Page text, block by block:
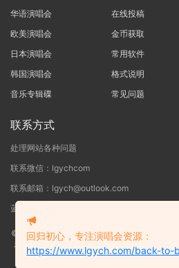
华语演唱会
欧美演唱会
日本演唱会
韩国演唱会
音乐专辑碟
在线投稿
金币获取
常用软件
格式说明
常见问题
联系方式
处理网站各种问题
联系微信：lgychcom
联系邮箱：lgych@outlook.com
蓝光演唱会网 - 专注于ISO和BDMV蓝光演唱
©2019-2026 蓝光演唱会本站资源来源于网
存任何演唱会资源，版权归原作者所有，若
删除！
回归初心，专注演唱会资源：
https://www.lgych.com/back-to-